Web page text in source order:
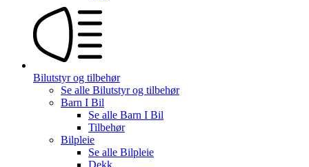
Bilutstyr og tilbehør
Se alle Bilutstyr og tilbehør
Barn I Bil
Se alle Barn I Bil
Tilbehør
Bilpleie
Se alle Bilpleie
Dekk